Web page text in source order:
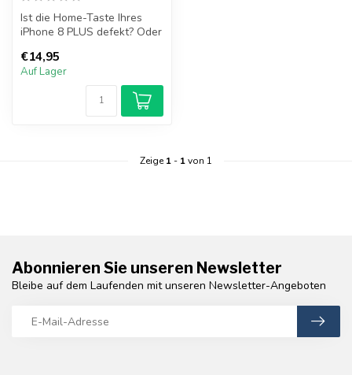
Ist die Home-Taste Ihres
iPhone 8 PLUS defekt? Oder
ni...
€14,95
Auf Lager
Zeige1- 1von 1
Abonnieren Sie unseren Newsletter
Bleibe auf dem Laufenden mit unseren Newsletter-Angeboten